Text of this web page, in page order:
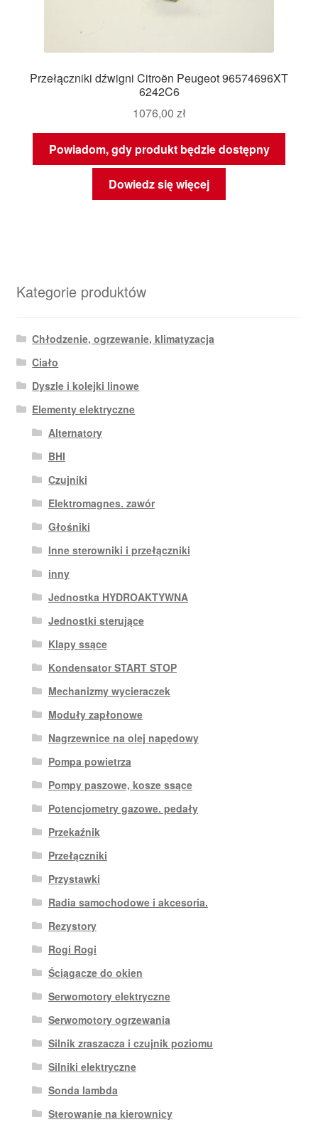
Przełączniki dźwigni Citroën Peugeot 96574696XT
6242C6
1076,00 zł
Powiadom, gdy produkt będzie dostępny
Dowiedz się więcej
Kategorie produktów
Chłodzenie, ogrzewanie, klimatyzacja
Ciało
Dyszle i kolejki linowe
Elementy elektryczne
Alternatory
BHI
Czujniki
Elektromagnes. zawór
Głośniki
Inne sterowniki i przełączniki
inny
Jednostka HYDROAKTYWNA
Jednostki sterujące
Klapy ssące
Kondensator START STOP
Mechanizmy wycieraczek
Moduły zapłonowe
Nagrzewnice na olej napędowy
Pompa powietrza
Pompy paszowe, kosze ssące
Potencjometry gazowe. pedały
Przekaźnik
Przełączniki
Przystawki
Radia samochodowe i akcesoria.
Rezystory
Rogi Rogi
Ściągacze do okien
Serwomotory elektryczne
Serwomotory ogrzewania
Silnik zraszacza i czujnik poziomu
Silniki elektryczne
Sonda lambda
Sterowanie na kierownicy